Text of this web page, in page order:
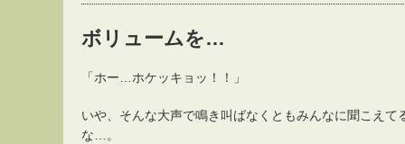
ボリュームを…
「ホー…ホケッキョッ！！」
いや、そんな大声で鳴き叫ばなくともみんなに聞こえて
な…。